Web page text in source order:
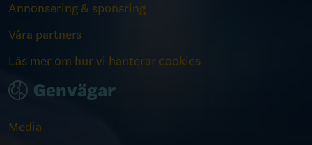
Annonsering & sponsring
Våra partners
Läs mer om hur vi hanterar cookies
Genvägar
Media